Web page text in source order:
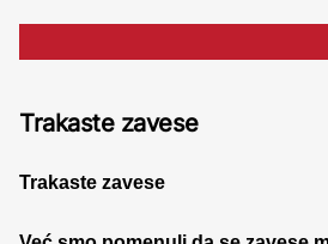
Trakaste zavese
Trakaste zavese